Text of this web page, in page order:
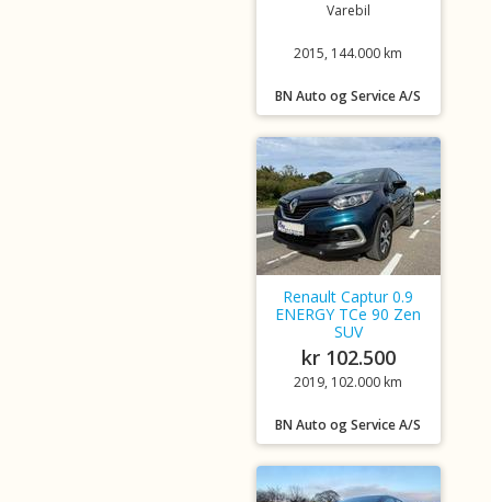
Varebil
2015, 144.000 km
BN Auto og Service A/S
Renault Captur 0.9
ENERGY TCe 90 Zen
SUV
kr 102.500
2019, 102.000 km
BN Auto og Service A/S